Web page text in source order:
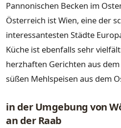
Pannonischen Becken im
Österreich ist Wien, eine der
interessantesten Städte
Küche ist ebenfalls sehr
herzhaften Gerichten aus
süßen Mehlspeisen aus dem
in der Umgebung von
an der Raab